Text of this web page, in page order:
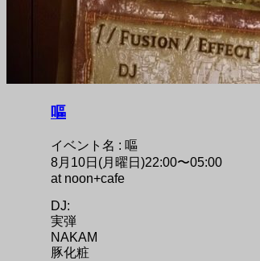
嘔
イベント名 : 嘔
8月10日(月曜日)22:00〜05:00
at noon+cafe
DJ:
実弾
NAKAM
豚化粧